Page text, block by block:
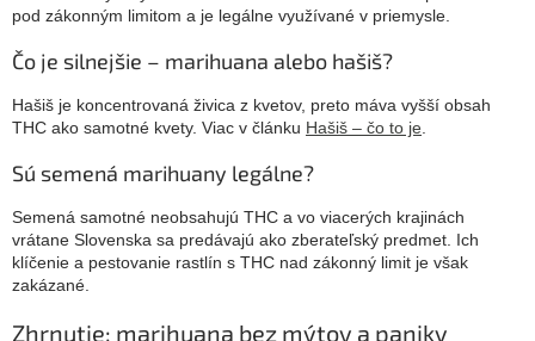
pod zákonným limitom a je legálne využívané v priemysle.
Čo je silnejšie – marihuana alebo hašiš?
Hašiš je koncentrovaná živica z kvetov, preto máva vyšší obsah
THC ako samotné kvety. Viac v článku Hašiš – čo to je
Sú semená marihuany legálne?
Semená samotné neobsahujú THC a vo viacerých krajinách
vrátane Slovenska sa predávajú ako zberateľský predmet. Ich
klíčenie a pestovanie rastlín s THC nad zákonný limit je však
zakázané.
Zhrnutie: marihuana bez mýtov a paniky